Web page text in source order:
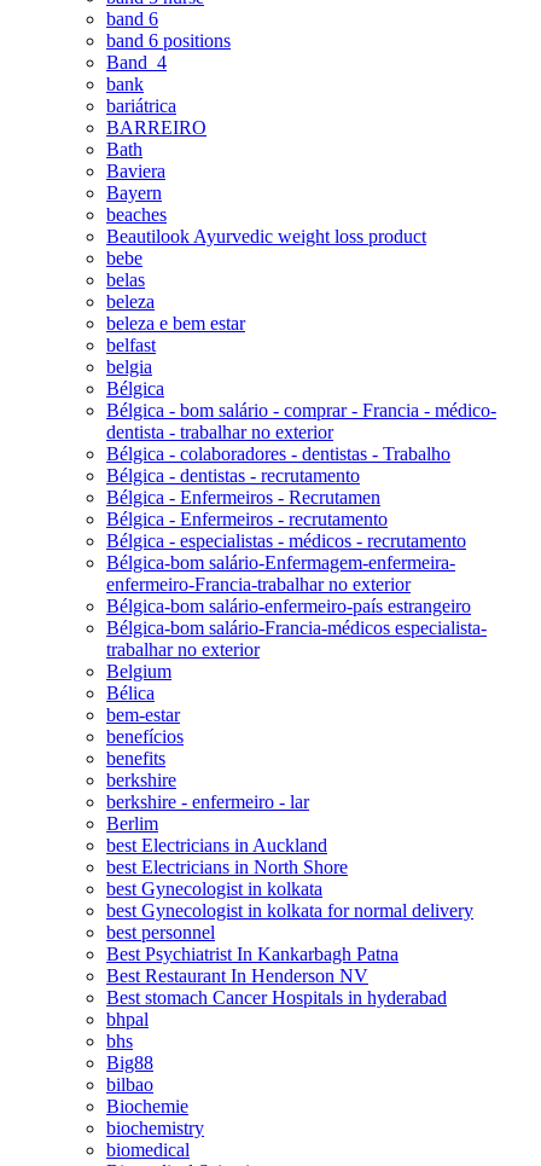
band 6
band 6 positions
Band_4
bank
bariátrica
BARREIRO
Bath
Baviera
Bayern
beaches
Beautilook Ayurvedic weight loss product
bebe
belas
beleza
beleza e bem estar
belfast
belgia
Bélgica
Bélgica - bom salário - comprar - Francia - médico-
dentista - trabalhar no exterior
Bélgica - colaboradores - dentistas - Trabalho
Bélgica - dentistas - recrutamento
Bélgica - Enfermeiros - Recrutamen
Bélgica - Enfermeiros - recrutamento
Bélgica - especialistas - médicos - recrutamento
Bélgica-bom salário-Enfermagem-enfermeira-
enfermeiro-Francia-trabalhar no exterior
Bélgica-bom salário-enfermeiro-país estrangeiro
Bélgica-bom salário-Francia-médicos especialista-
trabalhar no exterior
Belgium
Bélica
bem-estar
benefícios
benefits
berkshire
berkshire - enfermeiro - lar
Berlim
best Electricians in Auckland
best Electricians in North Shore
best Gynecologist in kolkata
best Gynecologist in kolkata for normal delivery
best personnel
Best Psychiatrist In Kankarbagh Patna
Best Restaurant In Henderson NV
Best stomach Cancer Hospitals in hyderabad
bhpal
bhs
Big88
bilbao
Biochemie
biochemistry
biomedical